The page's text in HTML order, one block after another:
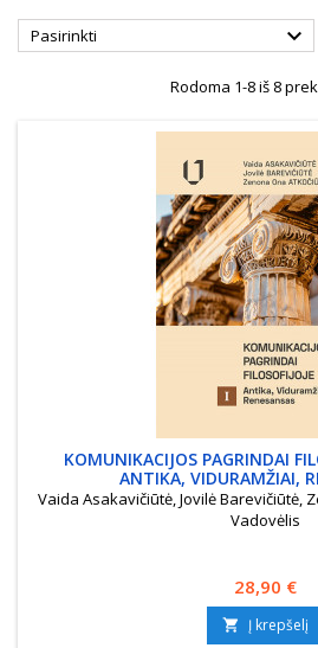
Pasirinkti 
Rodoma 1-8 iš 8
KOMUNIKACIJOS PAGRINDAI
ANTIKA, VIDURAMŽIAI,
Vaida Asakavičiūtė, Jovilė Barevičiūtė,
Vadovėlis
Kaina
28,90 €
 Į krepšelį